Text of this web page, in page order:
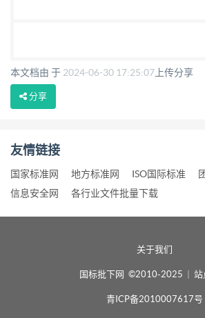
本文档由 于 2024-06-30 17:25:07 上传分享
分享
友情链接
国家标准网 地方标准网 ISO国际标准
信息安全网
各行业文件批量下载
关于我们
国标批下网 ©2010-2025 站
青ICP备2010007617号